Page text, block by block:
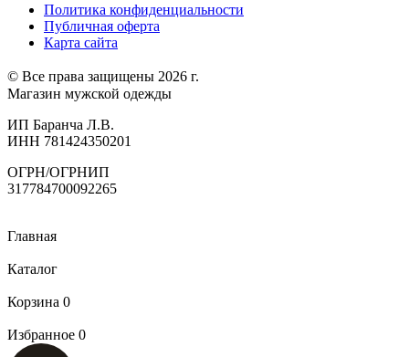
Политика конфиденциальности
Публичная оферта
Карта сайта
© Все права защищены 2026 г.
Магазин мужской одежды
ИП Баранча Л.В.
ИНН 781424350201
ОГРН/ОГРНИП
317784700092265
Главная
Каталог
Корзина 0
Избранное 0